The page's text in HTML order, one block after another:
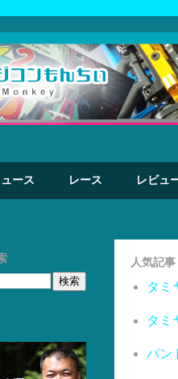
ース レース レビュ
人気記事
タミ
タミ
パン